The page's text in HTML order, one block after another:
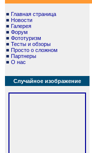
■ Главная страница
■ Новости
■ Галерея
■ Форум
■ Фототуризм
■ Тесты и обзоры
■ Просто о сложном
■ Партнеры
■ О нас
Случайное изображение